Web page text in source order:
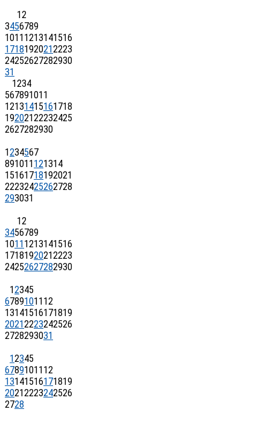
12
3456789
1011 1213141516
17181920212223
24252627282930
31
1234
567891011
12131415161718
19202122232425
2627282930
1234567
891011 121314
15161718192021
22232425262728
293031
12
3456789
1011 1213141516
17181920212223
24252627282930
12345
67891011 12
13141516171819
20212223242526
2728293031
12345
67891011 12
13141516171819
20212223242526
2728